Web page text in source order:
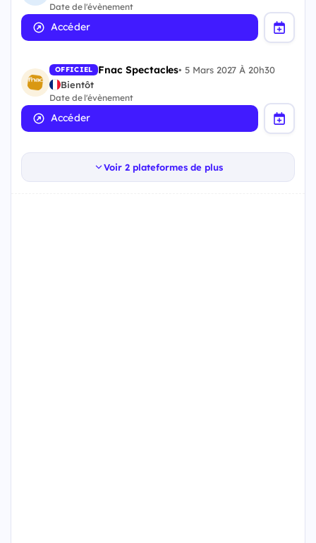
Date de l'évènement
Accéder
OFFICIEL Fnac Spectacles•5 Mars 2027 À 20h30
Bientôt
Date de l'évènement
Accéder
Voir 2 plateformes de plus